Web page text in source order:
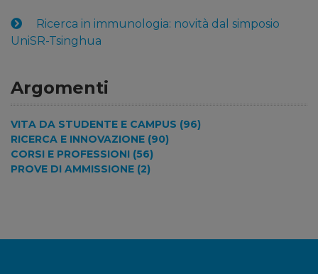
Ricerca in immunologia: novità dal simposio
UniSR-Tsinghua
Argomenti
VITA DA STUDENTE E CAMPUS (96)
RICERCA E INNOVAZIONE (90)
CORSI E PROFESSIONI (56)
PROVE DI AMMISSIONE (2)